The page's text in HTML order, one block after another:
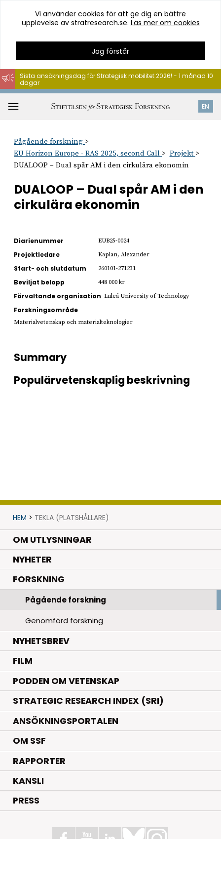
Hoppa
till
innehåll
Vi använder cookies för att ge dig en bättre
upplevelse av stratresearch.se. Läs mer om cookies
Jag förstår
EN
Sista ansökningsdag för Strategisk mobilitet 2026! - 1 månad 10
dagar
Pågående forskning
EU Horizon Europe - RAS 2025, second Call
Projekt
DUALOOP – Dual spår AM i den cirkulära ekonomin
DUALOOP – Dual spår AM i den
cirkulära ekonomin
Diarienummer EUB25-0024
Projektledare Kaplan, Alexander
Start- och slutdatum 260101-271231
Beviljat belopp 448 000 kr
Förvaltande organisation Luleå University of Technology
Forskningsområde
Materialvetenskap och materialteknologier
Summary
Populärvetenskaplig beskrivning
HEM > TEKLA (PLATSHÅLLARE)
OM UTLYSNINGAR
NYHETER.
FORSKNING.
Pågående forskning
Genomförd forskning
NYHETSBREV
FILM
PODDEN OM VETENSKAP
STRATEGIC RESEARCH INDEX (SRI)
ANSÖKNINGSPORTALEN
OM SSF
RAPPORTER
KANSLI
PRESS